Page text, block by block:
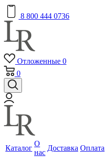
8 800 444 0736
Отложенные 0
0
Каталог
О
нас
Доставка Оплата